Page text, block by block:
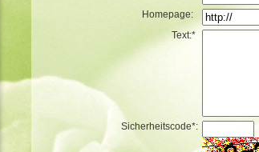
Homepage:
Text:*
Sicherheitscode*: